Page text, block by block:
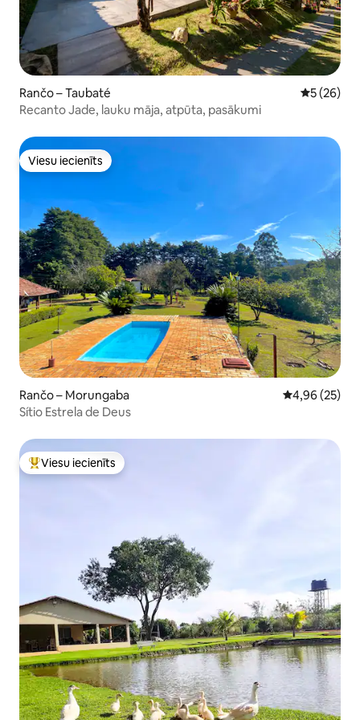
Rančo – Taubaté Vidējais
5 (26)
Recanto Jade, lauku māja, atpūta, pasākumi
Viesu iecienīts
Viesu iecienīts
Rančo – Morungaba Vidējais
4,96 (25)
Sítio Estrela de Deus
Populārs viesu iecienīts mājoklis
Viesu iecienīts